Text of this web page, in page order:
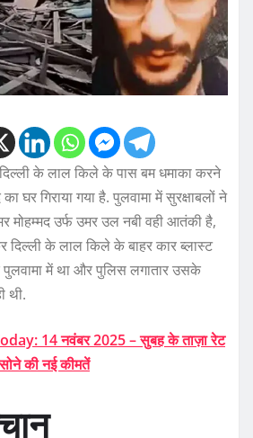
दिल्ली के लाल किले के पास बम धमाका करने
घर गिराया गया है. पुलवामा में सुरक्षाबलों ने
मोहम्मद उर्फ उमर उल नबी वही आतंकी है,
दिल्ली के लाल किले के बाहर कार ब्लास्ट
में था और पुलिस लगातार उसके
थी.
14 नवंबर 2025 – सुबह के ताज़ा रेट
की नई कीमतें